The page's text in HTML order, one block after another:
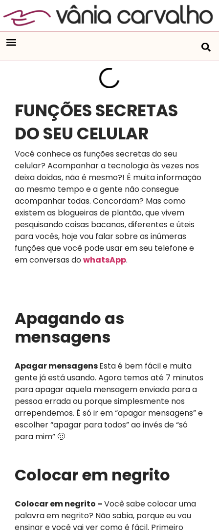
FUNÇÕES SECRETAS
DO SEU CELULAR
Você conhece as funções secretas do seu
celular? Acompanhar a tecnologia às vezes nos
deixa doidas, não é mesmo?! É muita informação
ao mesmo tempo e a gente não consegue
acompanhar todas. Concordam? Mas como
existem as blogueiras de plantão, que vivem
pesquisando coisas bacanas, diferentes e úteis
para vocês, hoje vou falar sobre as inúmeras
funções que você pode usar em seu telefone e
em conversas dowhatsApp.
Apagando as
mensagens
Apagar mensagensEsta é bem fácil e muita
gente já está usando. Agora temos até 7 minutos
para apagar aquela mensagem enviada para a
pessoa errada ou porque simplesmente nos
arrependemos. É só ir em “apagar mensagens” e
escolher “apagar para todos” ao invés de “só
para mim” 🙂
Colocar em negrito
Colocar em negrito –Você sabe colocar uma
palavra em negrito? Não sabia, porque eu vou
ensinar e você vai ver como é fácil. Primeiro